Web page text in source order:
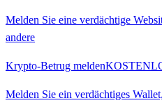
Melden Sie eine verdächtige
andere
Krypto-Betrug melden
Melden Sie ein verdächtiges